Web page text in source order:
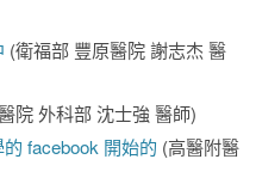
(衛福部 豐原醫院 謝志杰 醫
院 外科部 沈士強 醫師)
facebook 開始的 (高醫附醫